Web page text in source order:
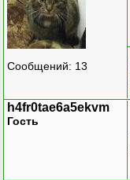
Сообщений: 13
h4fr0tae6a5ekvm
Гость